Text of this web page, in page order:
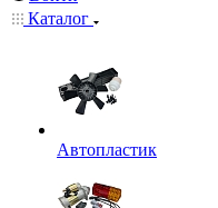
Каталог
Автопластик